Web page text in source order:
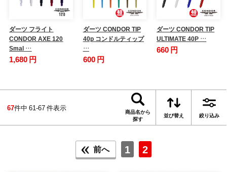
ダーツ フライト
CONDOR AXE 120
Smal …
1,680 円
ダーツ CONDOR TIP
40p コンドルティップ
…
600 円
ダーツ CONDOR TIP
ULTIMATE 40P …
660 円
67件中 61-67 件表示
商品名から
探す
並び替え 絞り込み
前へ 1 2